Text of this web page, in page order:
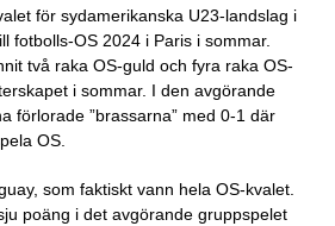
för sydamerikanska U23-landslag i
fotbolls-OS 2024 i Paris i sommar.
två raka OS-guld och fyra raka OS-
i sommar. I den avgörande
förlorade ”brassarna” med 0-1 där
OS.
som faktiskt vann hela OS-kvalet.
poäng i det avgörande gruppspelet